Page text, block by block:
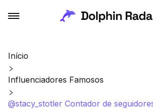
Início
Influenciadores Famosos
@stacy_stotler Contador de